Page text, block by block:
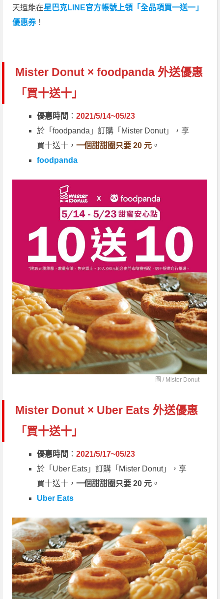
天還能在星巴克LINE官方帳號上領「全品項買一送一」
優惠券！
Mister Donut × foodpanda 外送優惠
「買十送十」
優惠時間 ：2021/5/14~05/23
於「foodpanda」訂購「Mister Donut」，享
買十送十，一個甜甜圈只要 20 元 。
foodpanda
圖 / Mister Donut
Mister Donut × Uber Eats 外送優惠
「買十送十」
優惠時間 ：2021/5/17~05/23
於「Uber Eats」訂購「Mister Donut」，享
買十送十，一個甜甜圈只要 20 元 。
Uber Eats